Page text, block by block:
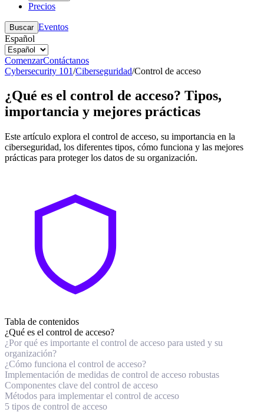
Precios
Buscar Eventos
Español
ComenzarContáctanos
Cybersecurity 101/Ciberseguridad/Control de acceso
¿Qué es el control de acceso? Tipos,
importancia y mejores prácticas
Este artículo explora el control de acceso, su importancia en la
ciberseguridad, los diferentes tipos, cómo funciona y las mejores
prácticas para proteger los datos de su organización.
Tabla de contenidos
¿Qué es el control de acceso?
¿Por qué es importante el control de acceso para usted y su
organización?
¿Cómo funciona el control de acceso?
Implementación de medidas de control de acceso robustas
Componentes clave del control de acceso
Métodos para implementar el control de acceso
5 tipos de control de acceso